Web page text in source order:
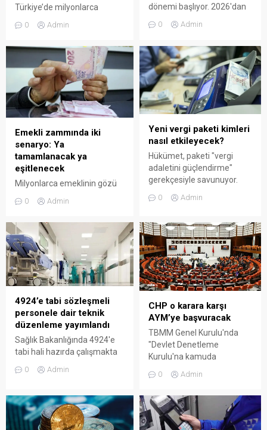
Türkiye’de milyonlarca
doğum izni düzenlemesi için
tarafından TBMM’ye sunulan
kanun teklifi, doğum izninin
toplam 24 haftaya
çıkarılmasını ve babalık
izninin işçiler için de 10 güne
yükseltilmesini öngörüyor.
kamu ve özel sektördeki tüm
sigortalı anneler yeni haktan
yararlanabilecek.
0 Admin
dönemi başlıyor. 2026'dan
kWh geçenler destekten
etkilenecek, nasıl tasarruf
edilir?
0 Admin
Emekli zammında iki
senaryo: Ya
tamamlanacak ya
eşitlenecek
Milyonlarca emeklinin gözü
Sosyal Güvenlik Uzmanı
enflasyonunun yüzde 32’ye
ulaşacağını belirterek
tahmini oranları verdi.
Hükümet tüm emeklilerin
enflasyon farkının yüzde
SSK ile Bağ-Kur emeklilerinin
maaşlarının memur
emeklileriyle eşitlenmesini
ele alırken Erdursun farkın
SSK ve Bağ-Kur emeklileri
0 Admin
Yeni vergi paketi kimleri
nasıl etkileyecek?
Hükümet, paketi "vergi
adaletini güçlendirme"
gerekçesiyle savunuyor.
Ancak uzmanlara göre
düzenlemelerin asıl hedefi
Yük, büyük ölçüde sabit
gelirli ve orta sınıfa
yansıyacak.
0 Admin
4924’e tabi sözleşmeli
personele dair teknik
düzenleme yayımlandı
Sağlık Bakanlığında 4924'e
tabi hali hazırda çalışmakta
çalışabileceği hizmet
düzenleme Resmi Gazetede
yayımlandı
0 Admin
CHP o karara karşı
AYM’ye başvuracak
TBMM Genel Kurulu'nda
"Devlet Denetleme
Kurulu'na kamuda
verildi. Söz konusu karara
Anayasa Mahkemesi'ne
başvuracak.
0 Admin